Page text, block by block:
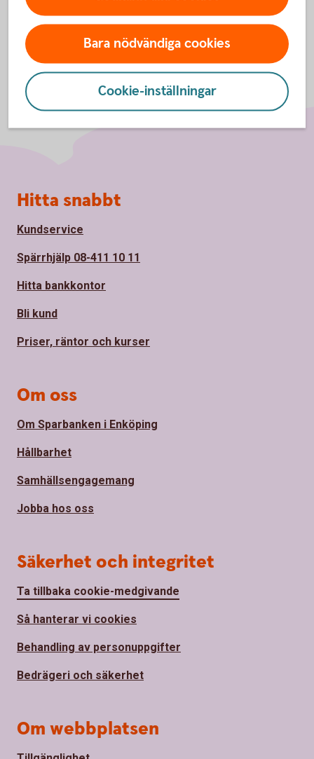
Bara nödvändiga cookies
Cookie-inställningar
Sidfot
Hitta snabbt
Kundservice
Spärrhjälp 08-411 10 11
Hitta bankkontor
Bli kund
Priser, räntor och kurser
Om oss
Om Sparbanken i Enköping
Hållbarhet
Samhällsengagemang
Jobba hos oss
Säkerhet och integritet
Ta tillbaka cookie-medgivande
Så hanterar vi cookies
Behandling av personuppgifter
Bedrägeri och säkerhet
Om webbplatsen